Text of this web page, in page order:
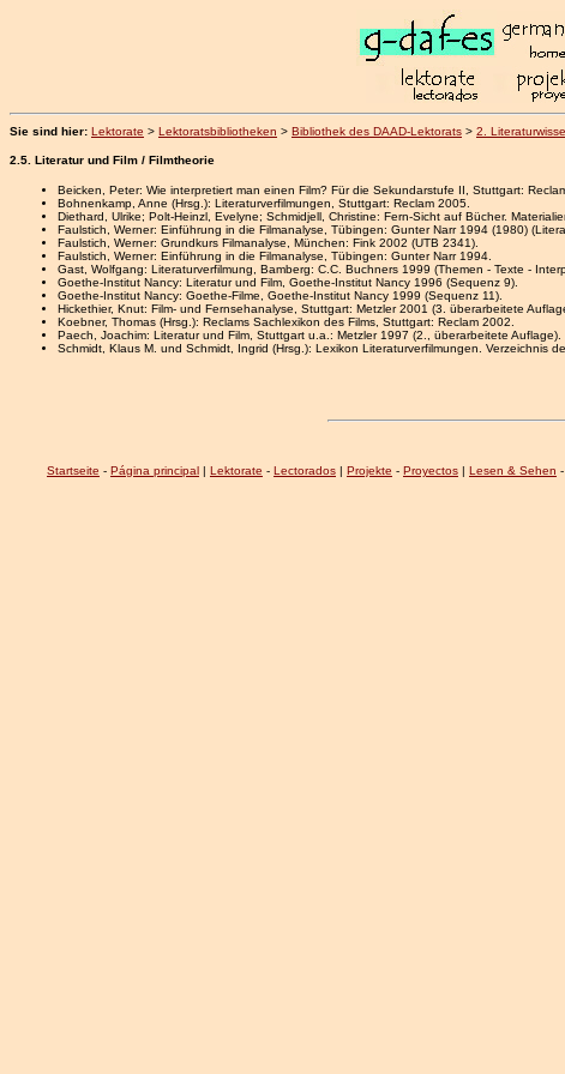
Sie sind hier: Lektorate > Lektoratsbibliotheken > Bibliothek des DAAD-Lektorats > 2.
2.5. Literatur und Film / Filmtheorie
Beicken, Peter: Wie interpretiert man einen Film? Für die Sekundarstufe II, Stuttgart:
Bohnenkamp, Anne (Hrsg.): Literaturverfilmungen, Stuttgart: Reclam 2005.
Diethard, Ulrike; Polt-Heinzl, Evelyne; Schmidjell, Christine: Fern-Sicht auf Bücher.
Faulstich, Werner: Einführung in die Filmanalyse, Tübingen: Gunter Narr 1994 (1980)
Faulstich, Werner: Grundkurs Filmanalyse, München: Fink 2002 (UTB 2341).
Faulstich, Werner: Einführung in die Filmanalyse, Tübingen: Gunter Narr 1994.
Gast, Wolfgang: Literaturverfilmung, Bamberg: C.C. Buchners 1999 (Themen - Texte -
Goethe-Institut Nancy: Literatur und Film, Goethe-Institut Nancy 1996 (Sequenz 9).
Goethe-Institut Nancy: Goethe-Filme, Goethe-Institut Nancy 1999 (Sequenz 11).
Hickethier, Knut: Film- und Fernsehanalyse, Stuttgart: Metzler 2001 (3. überarbeitete
Koebner, Thomas (Hrsg.): Reclams Sachlexikon des Films, Stuttgart: Reclam 2002.
Paech, Joachim: Literatur und Film, Stuttgart u.a.: Metzler 1997 (2., überarbeitete Auflage).
Schmidt, Klaus M. und Schmidt, Ingrid (Hrsg.): Lexikon Literaturverfilmungen. Verzeichnis
Startseite - Página principal | Lektorate - Lectorados | Projekte - Proyectos | Lesen & Sehen -